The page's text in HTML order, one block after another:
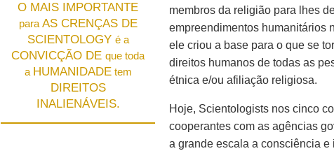
O MAIS IMPORTANTE
paraAS CRENÇAS DE
SCIENTOLOGY é a
CONVICÇÃO DE que toda
a HUMANIDADEtem
DIREITOS
INALIENÁVEIS.
membros da religião para lhes
empreendimentos humanitários
ele criou a base para o que se
direitos humanos de todas as
étnica e/ou afiliação religiosa.
Hoje, Scientologists nos cinco
cooperantes com as agências
a grande escala a consciência